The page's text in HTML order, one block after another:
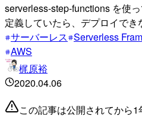
serverless-step-functions を使
定義していたら、デプロイで
サーバーレス Serverless
AWS
梶原裕
2020.04.06
この記事は公開されてから